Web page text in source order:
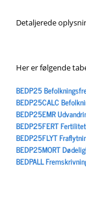
Detaljerede
Her er følgende
BEDP25
BEDP25CALC
BEDP25EMR
BEDP25FERT
BEDP25FLYT
BEDP25MORT
BEDPALL